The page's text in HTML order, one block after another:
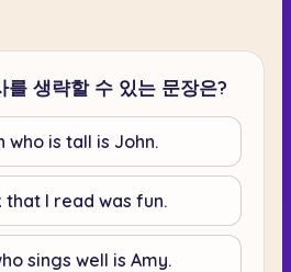
를 생략할 수 있는 문장은?
who is tall is John.
that I read was fun.
sings well is Amy.